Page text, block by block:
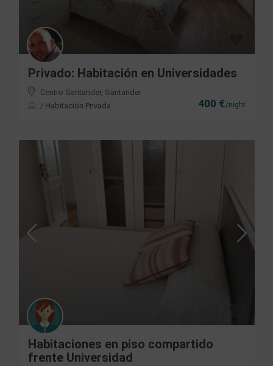
400 €/night
Privado: Habitación en Universidades
Centro Santander, Santander
/ Habitación Privada
Habitaciones en piso compartido
frente Universidad